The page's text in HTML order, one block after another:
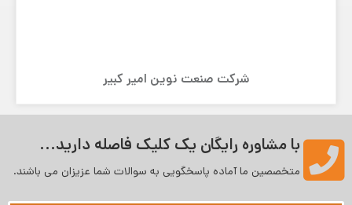
شرکت صنعت نوین امیر کبیر
با مشاوره رایگان یک کلیک فاصله دارید...
متخصصین ما آماده پاسخگویی به سوالات شما عزیزان می‌ باشند.